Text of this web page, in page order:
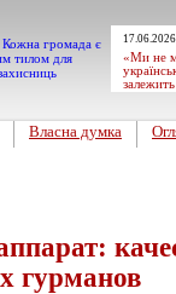
«Ми не
Власна думка
гурманов